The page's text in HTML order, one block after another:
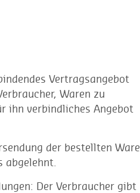
Vertragsangebot
Waren zu
ihn verbindliches Angebot
der bestellten Ware
Der Verbraucher gibt